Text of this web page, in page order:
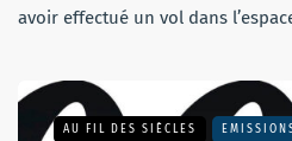
avoir effectué un vol dans
AU FIL DES SIÈCLES